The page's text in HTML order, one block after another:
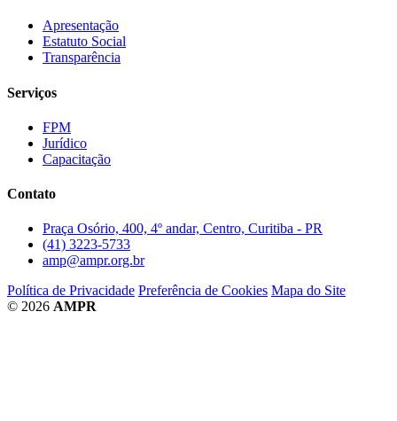
Apresentação
Estatuto Social
Transparência
Serviços
FPM
Jurídico
Capacitação
Contato
Praça Osório, 400, 4º andar, Centro, Curitiba - PR
(41) 3223-5733
amp@ampr.org.br
Política de Privacidade Preferência de Cookies Mapa do Site
© 2026 AMPR